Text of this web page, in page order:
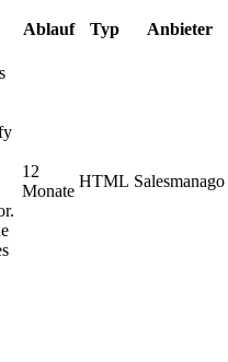
Ablauf Typ Anbieter
12
Monate
HTML Salesmanago